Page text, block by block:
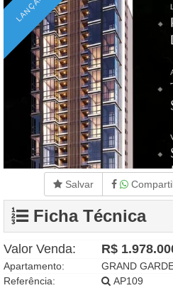
Salvar
Ficha Técnica
Valor Venda: R$
Apartamento:
GRAND
Referência:
AP109